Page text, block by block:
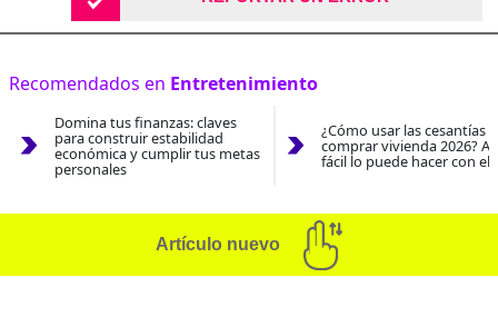
Recomendados en Entretenimiento
Domina tus finanzas: claves
para construir estabilidad
económica y cumplir tus metas
personales
¿Cómo usar las cesantías
comprar vivienda 2026?
fácil lo puede hacer con el
Artículo nuevo